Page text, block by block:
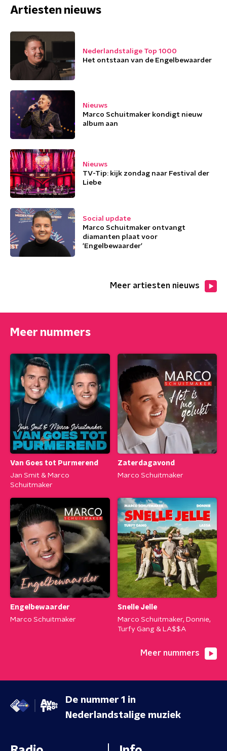
Artiesten nieuws
Nederlandstalige Top 1000
Het ontstaan van de Engelbewaarder
Nieuws
Marco Schuitmaker kondigt nieuw
album aan
Nieuws
TV-Tip: kijk zondag naar Festival der
Liebe
Social update
Marco Schuitmaker ontvangt
diamanten plaat voor
'Engelbewaarder'
Meer artiesten nieuws
Meer nummers
Van Goes tot Purmerend
Jan Smit & Marco
Schuitmaker
Zaterdagavond
Marco Schuitmaker
Engelbewaarder
Marco Schuitmaker
Snelle Jelle
Marco Schuitmaker, Donnie,
Turfy Gang & LA$$A
Meer nummers
De nummer 1 in
Nederlandstalige muziek